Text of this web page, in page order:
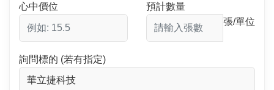
心中價位
預計數量
張/單位
詢問標的 (若有指定)